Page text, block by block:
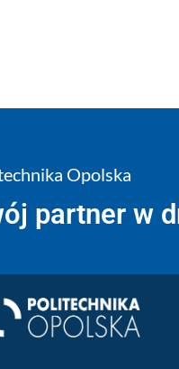
Opolska
partner w